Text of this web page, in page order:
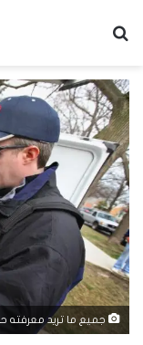
جميع ما تريد معرفته